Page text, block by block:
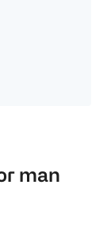
man